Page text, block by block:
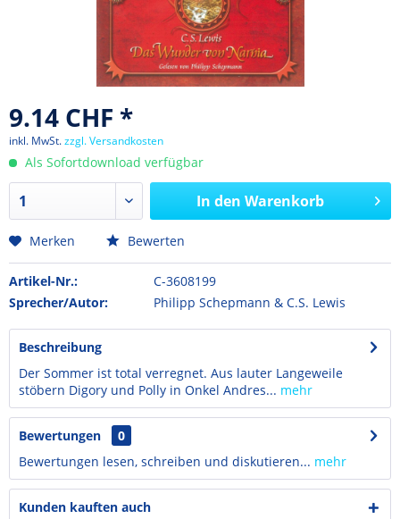
9.14 CHF *
inkl. MwSt.zzgl. Versandkosten
Als Sofortdownload verfügbar
In den Warenkorb
Merken Bewerten
Artikel-Nr.:
C-3608199
Sprecher/Autor:
Philipp Schepmann & C.S. Lewis
Beschreibung
Der Sommer ist total verregnet. Aus lauter Langeweile
stöbern Digory und Polly in Onkel Andres... mehr
Bewertungen
0
Bewertungen lesen, schreiben und diskutieren... mehr
Kunden kauften auch